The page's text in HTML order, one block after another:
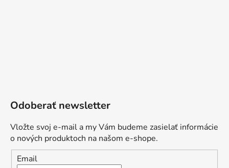
Odoberať newsletter
Vložte svoj e-mail a my Vám budeme zasielať informácie
o nových produktoch na našom e-shope.
Email